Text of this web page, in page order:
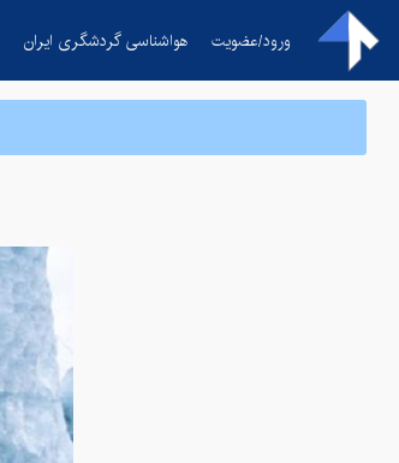
ورود/عضویت هواشناسی گردشگری ایران